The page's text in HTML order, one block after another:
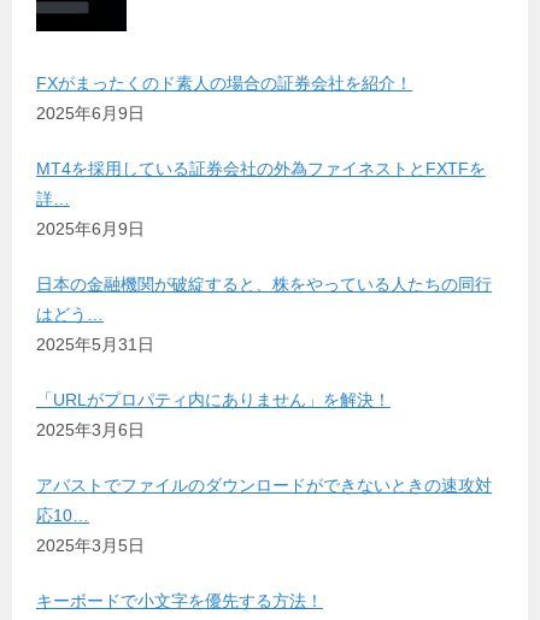
FXがまったくのド素人の場合の証券会社を紹介！
2025年6月9日
MT4を採用している証券会社の外為ファイネストとFXTFを
詳…
2025年6月9日
日本の金融機関が破綻すると、株をやっている人たちの同行
はどう…
2025年5月31日
「URLがプロパティ内にありません」を解決！
2025年3月6日
アバストでファイルのダウンロードができないときの速攻対
応10…
2025年3月5日
キーボードで小文字を優先する方法！